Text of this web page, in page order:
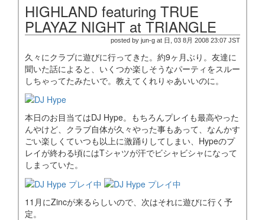
HIGHLAND featuring TRUE
PLAYAZ NIGHT at TRIANGLE
posted by jun-g at 日, 03 8月 2008 23:07 JST
久々にクラブに遊びに行ってきた。約9ヶ月ぶり。友達に
聞いた話によると、いくつか楽しそうなパーティをスルー
しちゃってたみたいで。教えてくれりゃあいいのに。
本日のお目当てはDJ Hype。もちろんプレイも最高やった
んやけど、クラブ自体が久々やった事もあって、なんかす
ごい楽しくていつも以上に激踊りしてしまい、Hypeのプ
レイが終わる頃にはTシャツが汗でビシャビシャになって
しまっていた。
11月にZincが来るらしいので、次はそれに遊びに行く予
定。